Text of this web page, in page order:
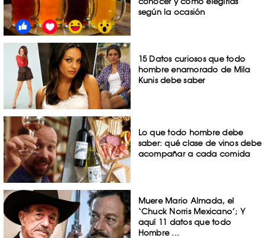
según la ocasión
15 Datos curiosos que todo
hombre enamorado de Mila
Kunis debe saber
Lo que todo hombre debe
saber: qué clase de vinos debe
acompañar a cada comida
Muere Mario Almada, el
‘Chuck Norris Mexicano’; Y
aquí 11 datos que todo
Hombre ...